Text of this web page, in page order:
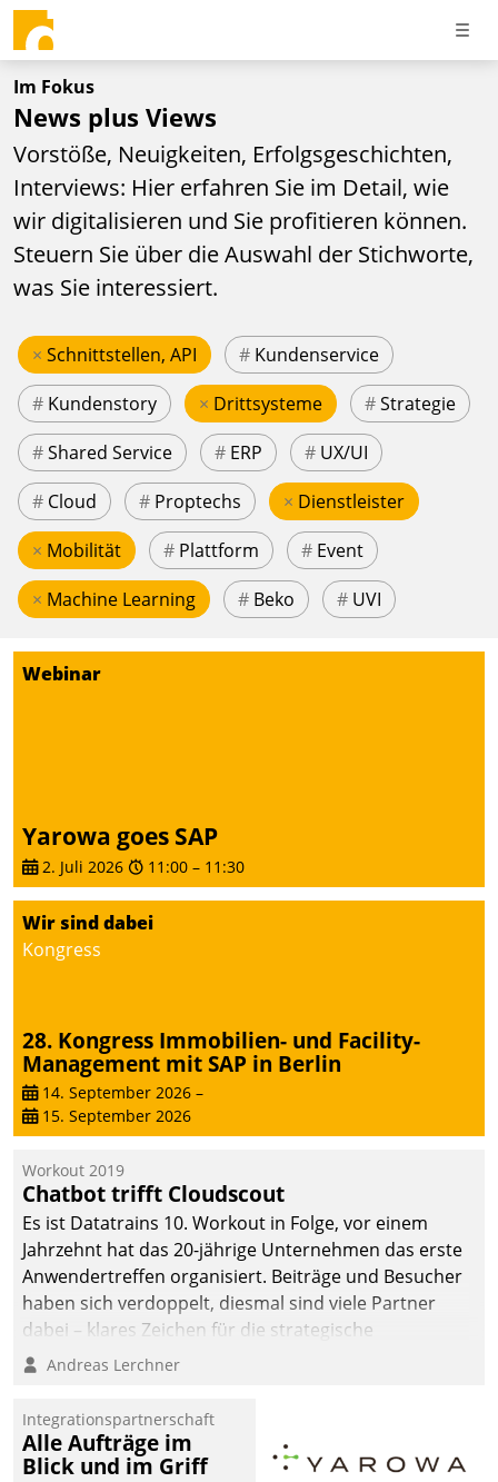
Im Fokus
News plus Views
Vorstöße, Neuigkeiten, Erfolgsgeschichten,
Interviews: Hier erfahren Sie im Detail, wie
wir digitalisieren und Sie profitieren können.
Steuern Sie über die Auswahl der Stichworte,
was Sie interessiert.
× Schnittstellen, API # Kundenservice
# Kundenstory × Drittsysteme #Strategie
#Shared Service # ERP # UX/UI
# Cloud # Proptechs × Dienstleister
× Mobilität # Plattform # Event
× Machine Learning # Beko # UVI
Webinar
Yarowa goes SAP
2. Juli 2026 11:00 – 11:30
Wir sind dabei
Kongress
28. Kongress Immobilien- und Facility-
Management mit SAP in Berlin
14. September 2026 –
15. September 2026
Workout 2019
Chatbot trifft Cloudscout
Es ist Datatrains 10. Workout in Folge, vor einem
Jahrzehnt hat das 20-jährige Unternehmen das erste
Anwendertreffen organisiert. Beiträge und Besucher
haben sich verdoppelt, diesmal sind viele Partner
dabei – klares Zeichen für die strategische
Fokussierung auf den Kunden.
Andreas Lerchner
Integrationspartnerschaft
Alle Aufträge im
Blick und im Griff